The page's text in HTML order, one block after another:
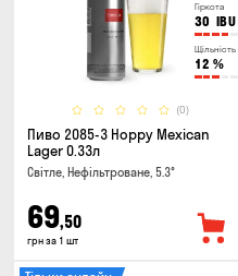
Гіркота
30 IBU
Щільність
12 %
(0)
Пиво 2085-3 Hoppy Mexican
Lager 0.33л
Світле, Нефільтроване, 5.3°
69,50
грн за 1 шт